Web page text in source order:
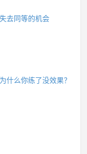
去同等的机会
什么你练了没效果？